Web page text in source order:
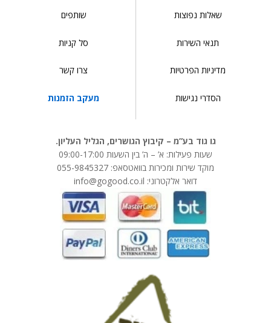
שאלות נפוצות
תנאי השירות
מדיניות הפרטיות
הסדרי נגישות
שותפים
סל קניות
צרו קשר
מעקב הזמנות
גו גוד בע”מ – קיבוץ הגושרים, הגליל העליון.
שעות פעילות: א’ – ה’ בין השעות 09:00-17:00
מוקד שירות ומכירות בוואטסאפ: 055-9845327
דואר אלקטרוני: info@gogood.co.il